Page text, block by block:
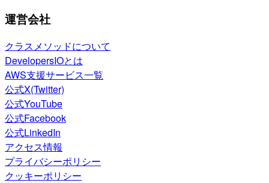
運営会社
クラスメソッドについて
DevelopersIOとは
AWS支援サービス一覧
公式X(Twitter)
公式YouTube
公式Facebook
公式LinkedIn
アクセス情報
プライバシーポリシー
クッキーポリシー